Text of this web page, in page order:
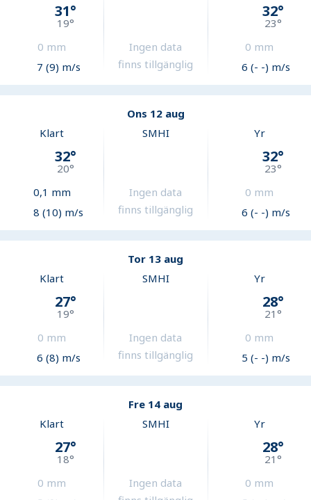
31°
19°
0 mm
7 (9) m/s
Ingen data
finns tillgänglig
32°
23°
0 mm
6 (- -) m/s
Ons 12 aug
Klart
32°
20°
0,1 mm
8 (10) m/s
SMHI
Ingen data
finns tillgänglig
Yr
32°
23°
0 mm
6 (- -) m/s
Tor 13 aug
Klart
27°
19°
0 mm
6 (8) m/s
SMHI
Ingen data
finns tillgänglig
Yr
28°
21°
0 mm
5 (- -) m/s
Fre 14 aug
Klart
27°
18°
0 mm
SMHI
Ingen data
Yr
28°
21°
0 mm